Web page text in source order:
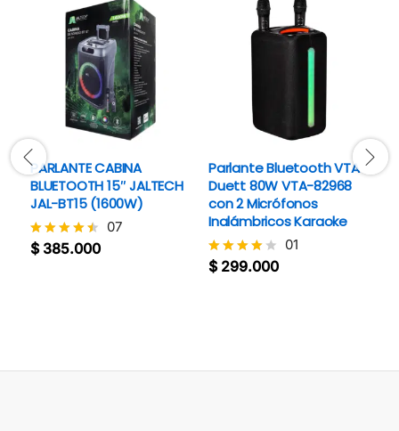
PARLANTE CABINA
BLUETOOTH 15″ JALTECH
JAL-BT15 (1600W)
Valorado
07
$385.000
Parlante Bluetooth VTA
Duett 80W VTA-82968
con 2 Micrófonos
Inalámbricos Karaoke
Valorado
01
$299.000